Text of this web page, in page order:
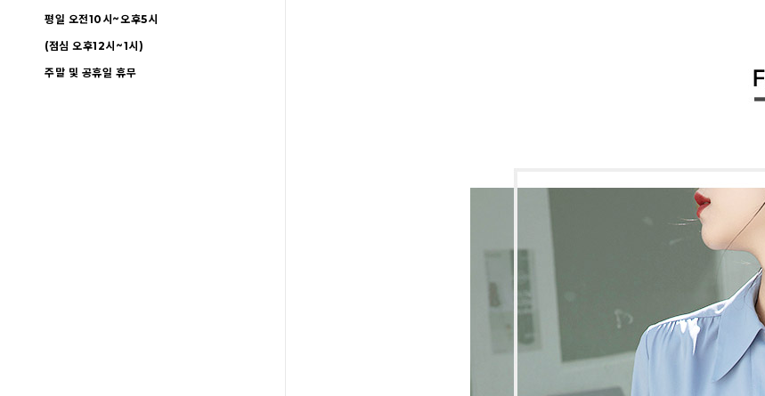
평일 오전10시~오후5시
(점심 오후12시~1시)
주말 및 공휴일 휴무